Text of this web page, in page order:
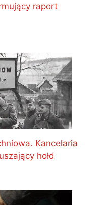
raport
Kancelaria
hołd